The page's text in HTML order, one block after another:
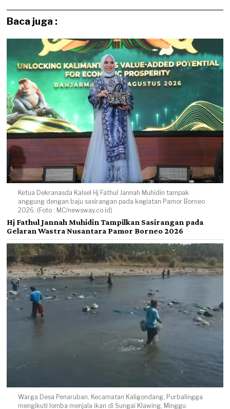
Baca juga :
Ketua Dekranasda Kalsel Hj Fathul Jannah Muhidin tampak
anggung dengan baju sasirangan pada kegiatan Pamor Borneo
2026. (Foto : MC/newsway.co.id)
Hj Fathul Jannah Muhidin Tampilkan Sasirangan pada
Gelaran Wastra Nusantara Pamor Borneo 2026
Warga Desa Penaruban, Kecamatan Kaligondang, Purbalingga
mengikuti lomba menjala ikan di Sungai Klawing, Minggu